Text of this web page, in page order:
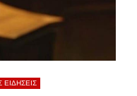
ΕΙΔΗΣΕΙΣ